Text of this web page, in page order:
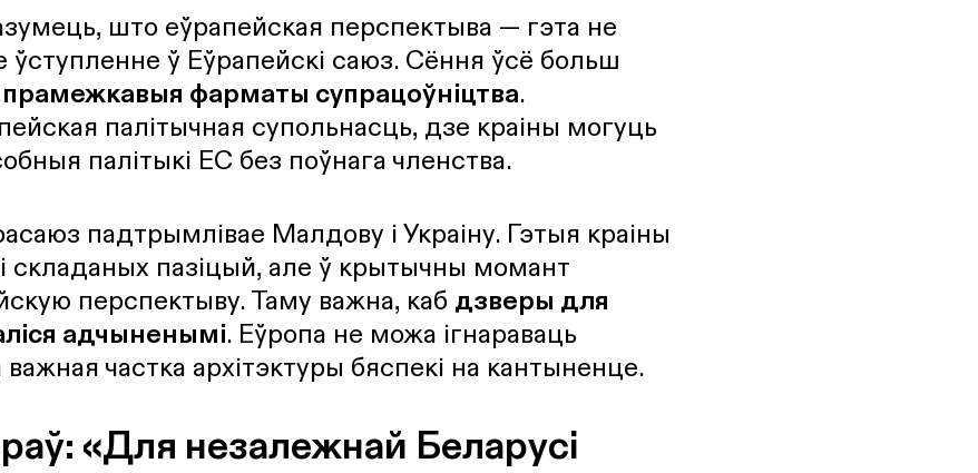
што еўрапейская перспектыва — гэта не
ўступленне ў Еўрапейскі саюз. Сёння ўсё больш
прамежкавыя фарматы супрацоўніцтва.
палітычная супольнасць, дзе краіны могуць
палітыкі ЕС без поўнага членства.
падтрымлівае Малдову і Украіну. Гэтыя краіны
складаных пазіцый, але ў крытычны момант
перспектыву. Таму важна, каб дзверы для
адчыненымі. Еўропа не можа ігнараваць
важная частка архітэктуры бяспекі на кантыненце.
«Для незалежнай Беларусі